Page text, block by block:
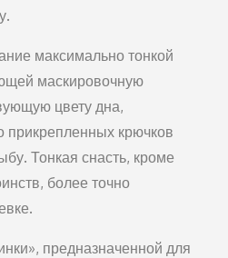
максимально тонкой
маскировочную
цвету дна,
прикрепленных крючков
Тонкая снасть, кроме
более точно
предназначенной для